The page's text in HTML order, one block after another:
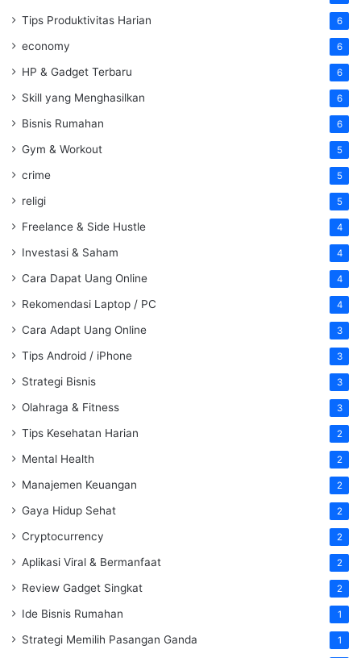
Tips Produktivitas Harian 6
economy 6
HP & Gadget Terbaru 6
Skill yang Menghasilkan 6
Bisnis Rumahan 6
Gym & Workout 5
crime 5
religi 5
Freelance & Side Hustle 4
Investasi & Saham 4
Cara Dapat Uang Online 4
Rekomendasi Laptop / PC 4
Cara Adapt Uang Online 3
Tips Android / iPhone 3
Strategi Bisnis 3
Olahraga & Fitness 3
Tips Kesehatan Harian 2
Mental Health 2
Manajemen Keuangan 2
Gaya Hidup Sehat 2
Cryptocurrency 2
Aplikasi Viral & Bermanfaat 2
Review Gadget Singkat 2
Ide Bisnis Rumahan 1
Strategi Memilih Pasangan Ganda 1